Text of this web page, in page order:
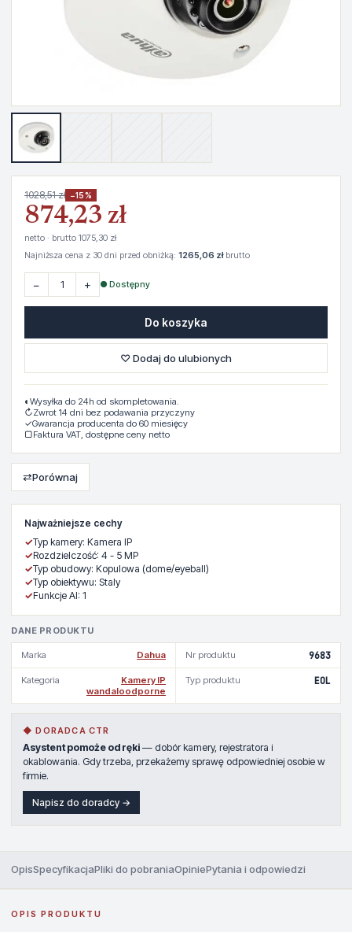
Najważniejsze cechy
✓Typ kamery: Kamera IP
✓Rozdzielczość: 4 - 5 MP
✓Typ obudowy: Kopulowa (dome/eyeball)
✓Typ obiektywu: Staly
✓Funkcje AI: 1
DANE PRODUKTU
Marka Dahua Nr produktu 9683
Kategoria
Kamery IP
wandaloodporne
Typ produktu EOL
◆ DORADCA CTR
Asystent pomoże od ręki — dobór kamery, rejestratora i
okablowania. Gdy trzeba, przekażemy sprawę odpowiedniej osobie w
firmie.
Napisz do doradcy →
1028,51 zł −15%
874,23 zł
netto · brutto 1075,30 zł
Najniższa cena z 30 dni przed obniżką: 1265,06 złbrutto
− + ● Dostępny
Do koszyka
♡ Dodaj do ulubionych
◐ Wysyłka do 24h od skompletowania.
↻Zwrot 14 dni bez podawania przyczyny
✓Gwarancja producenta do 60 miesięcy
▢Faktura VAT, dostępne ceny netto
⇄Porównaj
OpisSpecyfikacjaPliki do pobraniaOpiniePytania i odpowiedzi
OPIS PRODUKTU